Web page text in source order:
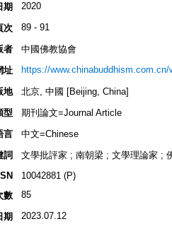
期 2020
次 89 - 91
者
中國佛教協會
址
https://www.chinabuddhism.com.cn/
地
北京, 中國 [Beijing, China]
型
期刊論文=Journal Article
言
中文=Chinese
詞
文學批評家 ; 南朝梁 ; 文學理論家 ;
10042881 (P)
數
85
期 2023.07.12